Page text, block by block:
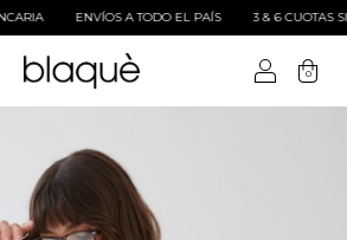
ENVÍOS A TODO EL PAÍS 3 & 6 CUOTAS SIN
0